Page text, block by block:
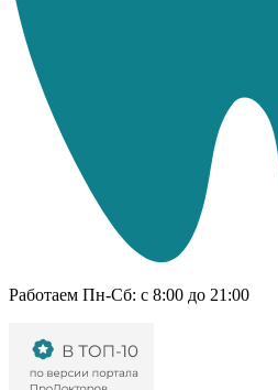
Работаем Пн-Cб: с 8:00 до 21:00